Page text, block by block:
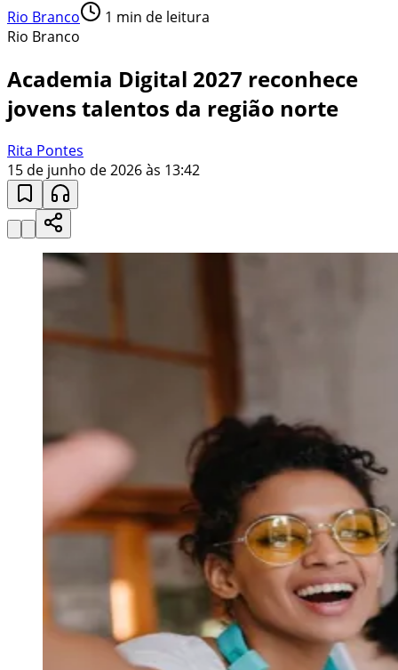
Rio Branco 1 min de leitura
Rio Branco
Academia Digital 2027 reconhece
jovens talentos da região norte
Rita Pontes
15 de junho de 2026 às 13:42